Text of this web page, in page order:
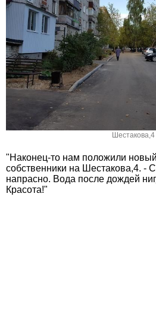
Шестакова,4
"Наконец-то нам положили новый
собственники на Шестакова,4. -
напрасно. Вода после дождей
Красота!"